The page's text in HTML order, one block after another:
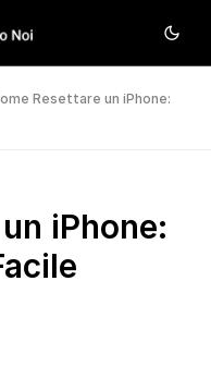
Resettare un iPhone:
iPhone: